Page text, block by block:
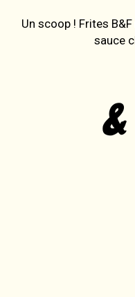
Un scoop ! Frites
sauce